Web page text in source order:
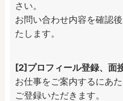
さい。
お問い合わせ内容を確認
たします。
[2]プロフィール登録、面
お仕事をご案内するにあ
ご登録いただきます。